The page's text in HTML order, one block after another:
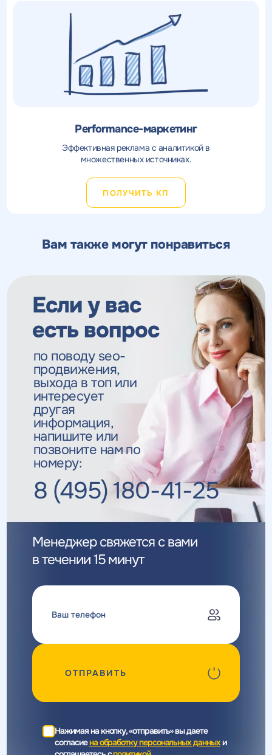
Performance-маркетинг
Эффективная реклама с аналитикой в
множественных источниках.
ПОЛУЧИТЬ КП
Вам также могут понравиться
Если у вас
есть вопрос
по поводу seo-
продвижения,
выхода в топ или
интересует
другая
информация,
напишите или
позвоните нам по
номеру:
8 (495) 180-41-25
Менеджер свяжется с вами
в течении 15 минут
ОТПРАВИТЬ
Нажимая на кнопку, «отправить» вы даете
согласиена обработку персональных данныхи